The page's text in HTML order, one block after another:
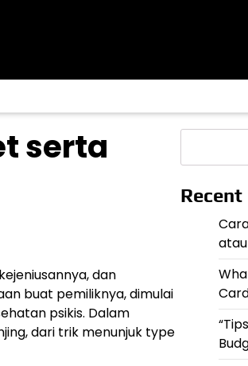
serta
dan
buat pemiliknya, dimulai
psikis. Dalam
dari trik menunjuk type